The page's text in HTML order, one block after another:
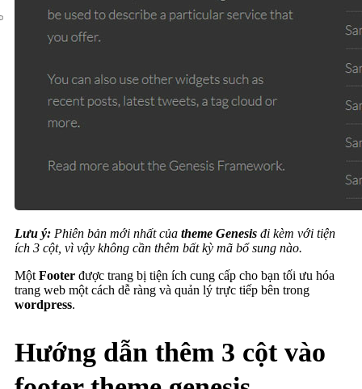
Lưu ý: Phiên bản mới nhất của theme Genesis đi kèm với tiện
ích 3 cột, vì vậy không cần thêm bất kỳ mã bổ sung nào.
Một Footer được trang bị tiện ích cung cấp cho bạn tối ưu hóa
trang web một cách dễ ràng và quản lý trực tiếp bên trong
wordpress.
Hướng dẫn thêm 3 cột vào